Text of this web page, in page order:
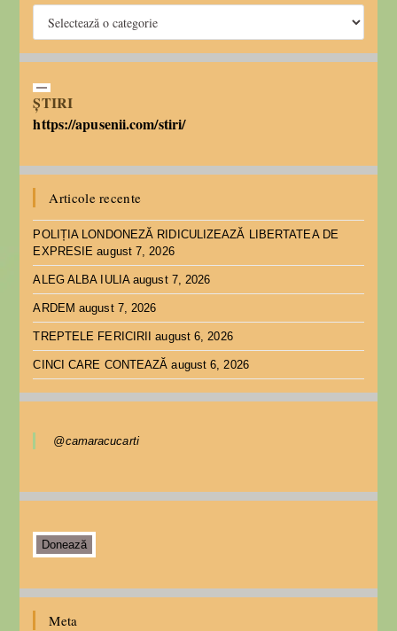
ȘTIRI
https://apusenii.com/stiri/
Articole recente
POLIȚIA LONDONEZĂ RIDICULIZEAZĂ LIBERTATEA DE
EXPRESIE august 7, 2026
ALEG ALBA IULIA august 7, 2026
ARDEM august 7, 2026
TREPTELE FERICIRII august 6, 2026
CINCI CARE CONTEAZĂ august 6, 2026
@camaracucarti
Donează
Meta